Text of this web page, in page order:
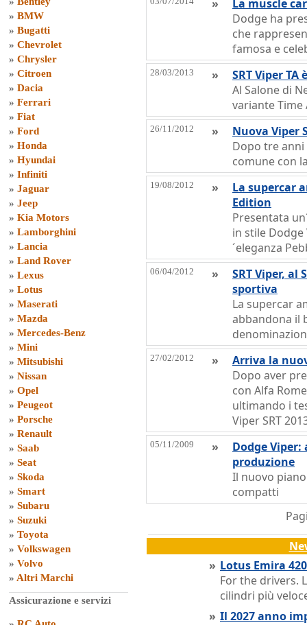
» BMW
» Bugatti
» Chevrolet
» Chrysler
» Citroen
» Dacia
» Ferrari
» Fiat
» Ford
» Honda
» Hyundai
» Infiniti
» Jaguar
» Jeep
» Kia Motors
» Lamborghini
» Lancia
» Land Rover
» Lexus
» Lotus
» Maserati
» Mazda
» Mercedes-Benz
» Mini
» Mitsubishi
» Nissan
» Opel
» Peugeot
» Porsche
» Renault
» Saab
» Seat
» Skoda
» Smart
» Subaru
» Suzuki
» Toyota
» Volkswagen
» Volvo
» Altri Marchi
Assicurazione e servizi
»
La muscle
Dodge ha
che
famosa e
28/03/2013 »
SRT Viper
Al Salone di
variante Time
26/11/2012 »
Nuova Viper
Dopo tre anni
comune con
19/08/2012 »
La supercar
Edition
Presentata
in stile
´eleganza
06/04/2012 »
SRT Viper,
sportiva
La supercar
abbandona il
27/02/2012 »
Arriva la
Dopo aver
con Alfa
ultimando i
Viper SRT
05/11/2009 »
Dodge
produzione
Il nuovo
compatti
» Lotus Emira
For the drivers.
cilindri più
» Il 2027 anno